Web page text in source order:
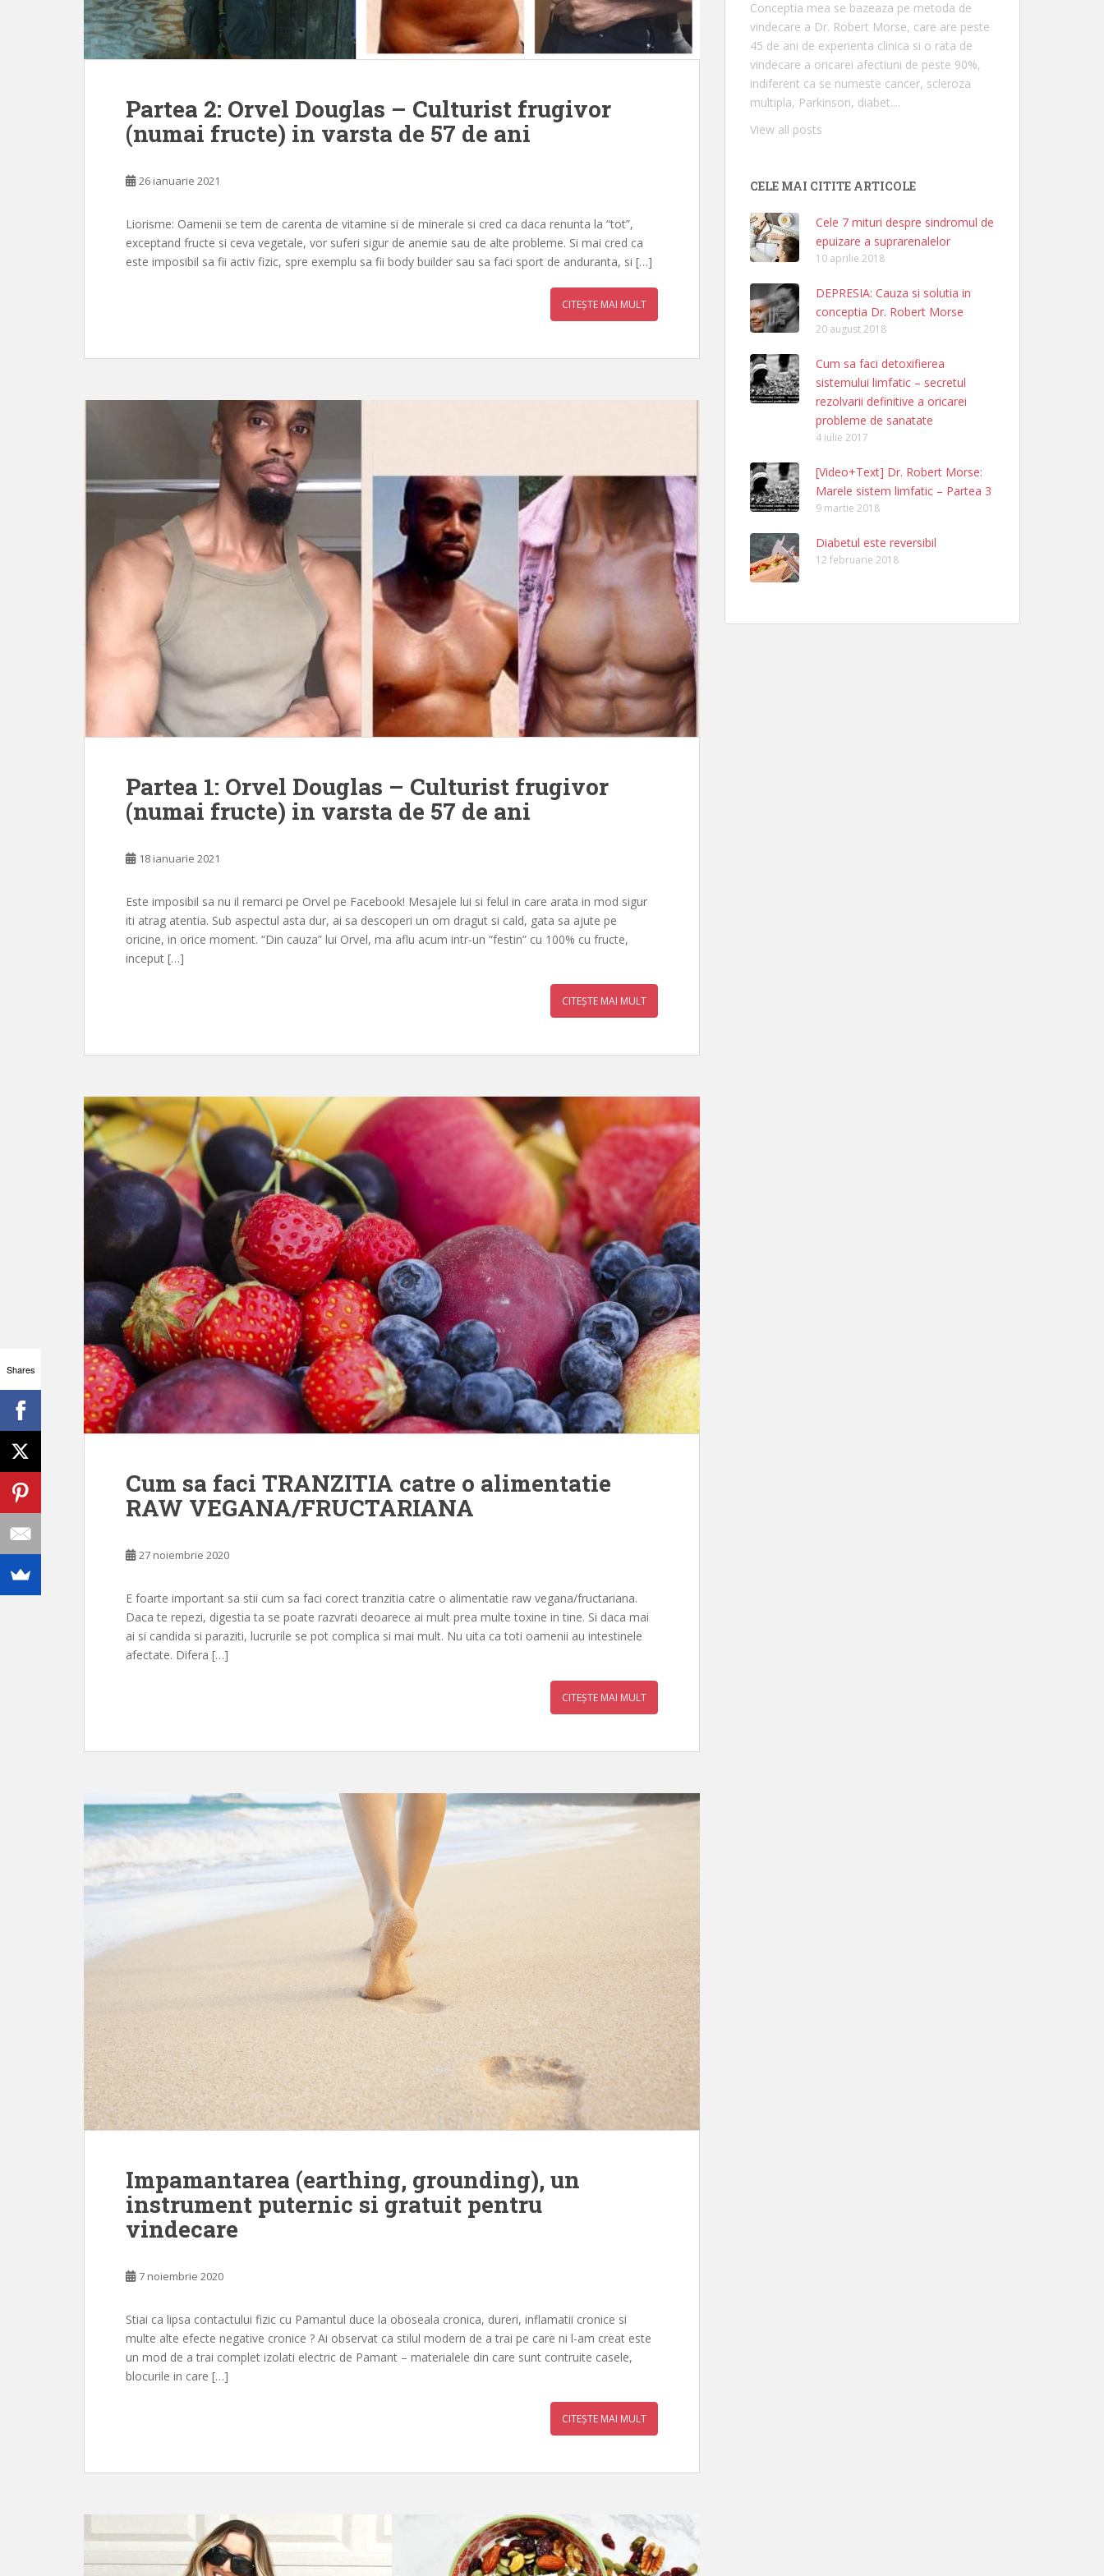
Partea 2: Orvel Douglas – Culturist frugivor
(numai fructe) in varsta de 57 de ani
26 ianuarie 2021
Liorisme: Oamenii se tem de carenta de vitamine si de minerale si cred ca daca renunta la “tot”,
exceptand fructe si ceva vegetale, vor suferi sigur de anemie sau de alte probleme. Si mai cred ca
este imposibil sa fii activ fizic, spre exemplu sa fii body builder sau sa faci sport de anduranta, si […]
CITEȘTE MAI MULT
Partea 1: Orvel Douglas – Culturist frugivor
(numai fructe) in varsta de 57 de ani
18 ianuarie 2021
Este imposibil sa nu il remarci pe Orvel pe Facebook! Mesajele lui si felul in care arata in mod sigur
iti atrag atentia. Sub aspectul asta dur, ai sa descoperi un om dragut si cald, gata sa ajute pe
oricine, in orice moment. “Din cauza” lui Orvel, ma aflu acum intr-un “festin” cu 100% cu fructe,
inceput […]
CITEȘTE MAI MULT
Cum sa faci TRANZITIA catre o alimentatie
RAW VEGANA/FRUCTARIANA
27 noiembrie 2020
E foarte important sa stii cum sa faci corect tranzitia catre o alimentatie raw vegana/fructariana.
Daca te repezi, digestia ta se poate razvrati deoarece ai mult prea multe toxine in tine. Si daca mai
ai si candida si paraziti, lucrurile se pot complica si mai mult. Nu uita ca toti oamenii au intestinele
afectate. Difera […]
CITEȘTE MAI MULT
Impamantarea (earthing, grounding), un
instrument puternic si gratuit pentru
vindecare
7 noiembrie 2020
Stiai ca lipsa contactului fizic cu Pamantul duce la oboseala cronica, dureri, inflamatii cronice si
multe alte efecte negative cronice ? Ai observat ca stilul modern de a trai pe care ni l-am creat este
un mod de a trai complet izolati electric de Pamant – materialele din care sunt contruite casele,
blocurile in care […]
CITEȘTE MAI MULT
Conceptia mea se bazeaza pe metoda de
vindecare a Dr. Robert Morse, care are peste
45 de ani de experienta clinica si o rata de
vindecare a oricarei afectiuni de peste 90%,
indiferent ca se numeste cancer, scleroza
multipla, Parkinson, diabet....
View all posts
CELE MAI CITITE ARTICOLE
Cele 7 mituri despre sindromul de
epuizare a suprarenalelor
10 aprilie 2018
DEPRESIA: Cauza si solutia in
conceptia Dr. Robert Morse
20 august 2018
Cum sa faci detoxifierea
sistemului limfatic – secretul
rezolvarii definitive a oricarei
probleme de sanatate
4 iulie 2017
[Video+Text] Dr. Robert Morse:
Marele sistem limfatic – Partea 3
9 martie 2018
Diabetul este reversibil
12 februarie 2018
Shares